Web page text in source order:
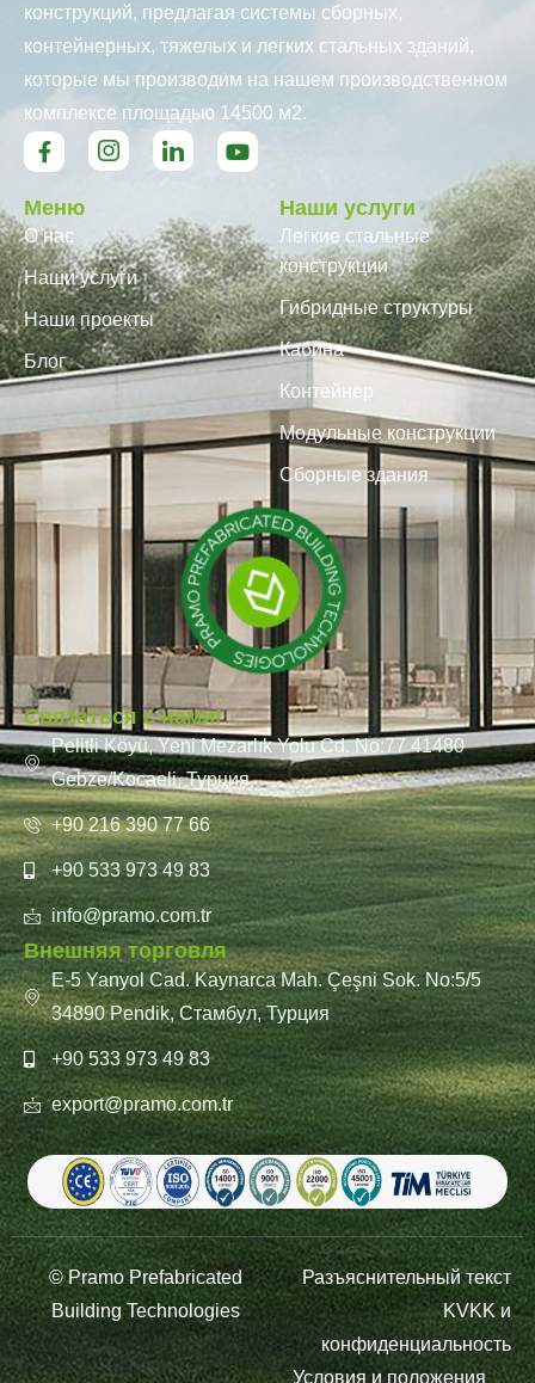
конструкций, предлагая системы сборных,
контейнерных, тяжелых и легких стальных зданий,
которые мы производим на нашем производственном
комплексе площадью 14500 м2.
Меню
О нас
Наши услуги
Наши проекты
Блог
Наши услуги
Легкие стальные
конструкции
Гибридные структуры
Кабина
Контейнер
Модульные конструкции
Сборные здания
Связаться с нами!
Pelitli Köyü, Yeni Mezarlık Yolu Cd. No:77 41480
Gebze/Kocaeli, Турция
+90 216 390 77 66
+90 533 973 49 83
info@pramo.com.tr
Внешняя торговля
E-5 Yanyol Cad. Kaynarca Mah. Çeşni Sok. No:5/5
34890 Pendik, Стамбул, Турция
+90 533 973 49 83
export@pramo.com.tr
© Pramo Prefabricated
Building Technologies
Разъяснительный текст
KVKK и
конфиденциальность
Условия и положения